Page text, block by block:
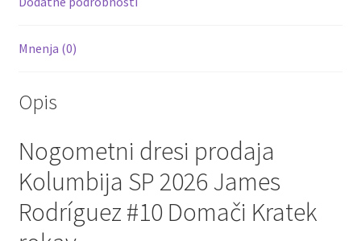
Mnenja (0)
Opis
Nogometni dresi prodaja
Kolumbija SP 2026 James
Rodríguez #10 Domači Kratek